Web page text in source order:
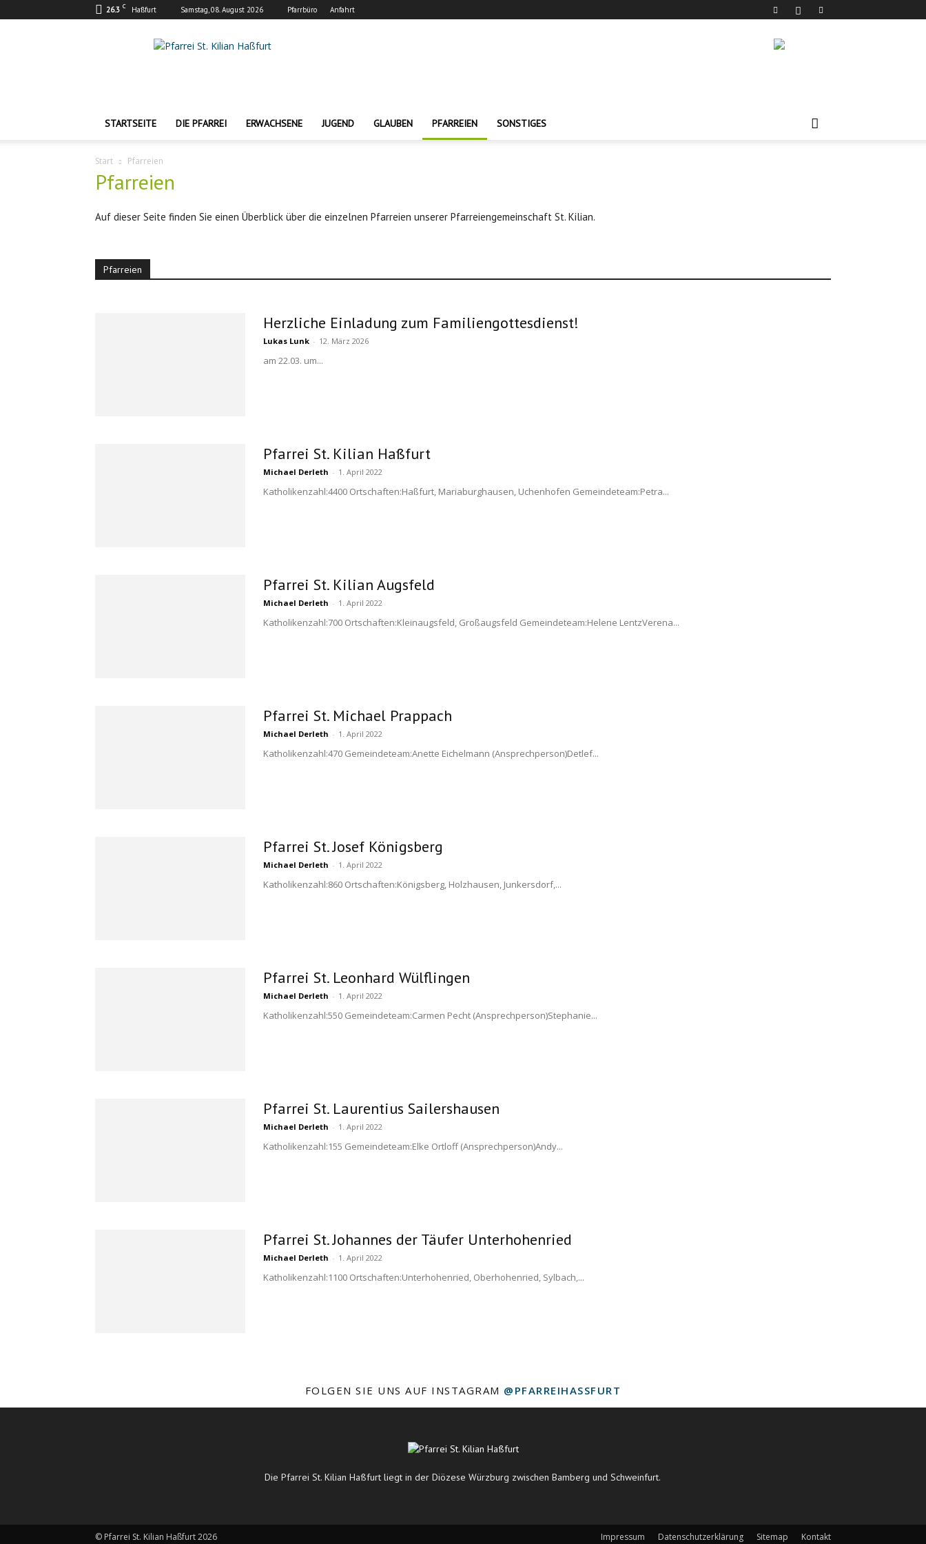
26.3 C Haßfurt Samstag, 08. August 2026 Pfarrbüro Anfahrt
Pfarrei
STARTSEITE DIE PFARREI ERWACHSENE JUGEND GLAUBEN PFARREIEN SONSTIGES
Start Pfarreien
Pfarreien
Auf dieser Seite finden Sie einen Überblick über die einzelnen Pfarreien unserer Pfarreiengemeinschaft St. Kilian.
Pfarreien
Herzliche Einladung zum Familiengottesdienst!
Lukas Lunk - 12. März 2026
am 22.03. um...
Pfarrei St. Kilian Haßfurt
Michael Derleth - 1. April 2022
Katholikenzahl:4400 Ortschaften:Haßfurt, Mariaburghausen, Uchenhofen Gemeindeteam:Petra...
Pfarrei St. Kilian Augsfeld
Michael Derleth - 1. April 2022
Katholikenzahl:700 Ortschaften:Kleinaugsfeld, Großaugsfeld Gemeindeteam:Helene LentzVerena...
Pfarrei St. Michael Prappach
Michael Derleth - 1. April 2022
Katholikenzahl:470 Gemeindeteam:Anette Eichelmann (Ansprechperson)Detlef...
Pfarrei St. Josef Königsberg
Michael Derleth - 1. April 2022
Katholikenzahl:860 Ortschaften:Königsberg, Holzhausen, Junkersdorf,...
Pfarrei St. Leonhard Wülflingen
Michael Derleth - 1. April 2022
Katholikenzahl:550 Gemeindeteam:Carmen Pecht (Ansprechperson)Stephanie...
Pfarrei St. Laurentius Sailershausen
Michael Derleth - 1. April 2022
Katholikenzahl:155 Gemeindeteam:Elke Ortloff (Ansprechperson)Andy...
Pfarrei St. Johannes der Täufer Unterhohenried
Michael Derleth - 1. April 2022
Katholikenzahl:1100 Ortschaften:Unterhohenried, Oberhohenried, Sylbach,...
FOLGEN SIE UNS AUF INSTAGRAM @PFARREIHASSFURT
Die Pfarrei St. Kilian Haßfurt liegt in der Diözese Würzburg zwischen Bamberg und Schweinfurt.
Impressum Datenschutzerklärung Sitemap Kontakt
© Pfarrei St. Kilian Haßfurt 2026